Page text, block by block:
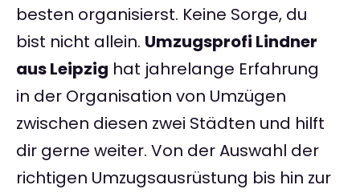
besten organisierst. Keine Sorge, du
bist nicht allein. Umzugsprofi Lindner
aus Leipzig hat jahrelange Erfahrung
in der Organisation von Umzügen
zwischen diesen zwei Städten und hilft
dir gerne weiter. Von der Auswahl der
richtigen Umzugsausrüstung bis hin zur